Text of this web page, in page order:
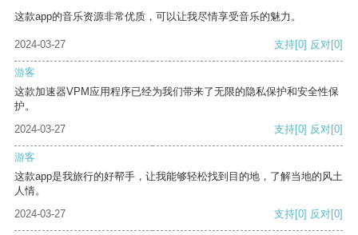
这款app的音乐资源非常优质，可以让我尽情享受音乐的魅力。
2024-03-27 支持[0] 反对[0]
游客
这款加速器VPM应用程序已经为我们带来了无限的隐私保护和安全性保
护。
2024-03-27
支持[0] 反对[0]
游客
这款app是我旅行的好帮手，让我能够轻松找到目的地，了解当地的风土
人情。
2024-03-27
支持[0] 反对[0]